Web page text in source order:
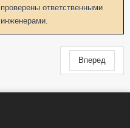
проверены ответственными
инженерами.
Вперед